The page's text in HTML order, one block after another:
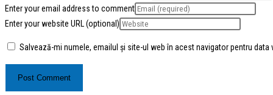
Enter your email address to comment
Enter your website URL (optional)
Salvează-mi numele, emailul și site-ul web în acest navigator pentru